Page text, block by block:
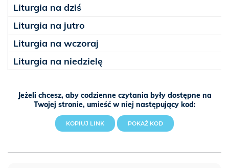
Jeżeli chcesz, aby codzienne czytania były dostępne na
Twojej stronie, umieść w niej następujący kod:
KOPIUJ LINK POKAŻ KOD
Liturgia na dziś
Liturgia na jutro
Liturgia na wczoraj
Liturgia na niedzielę